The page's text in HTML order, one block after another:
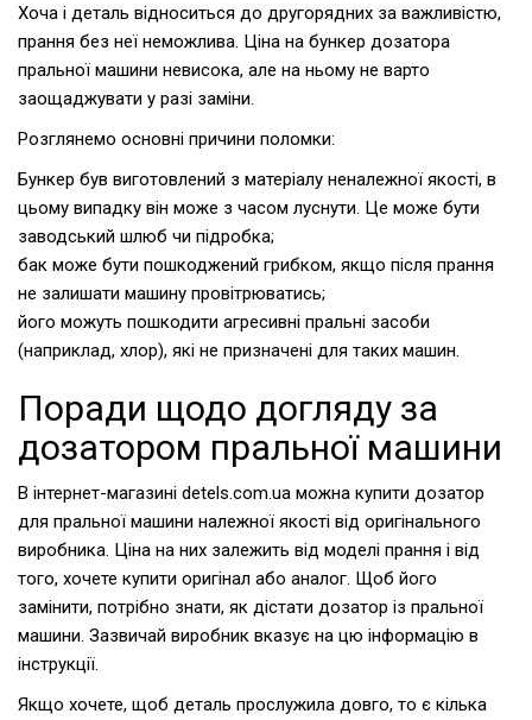
Хоча і деталь відноситься до другорядних за важливістю,
прання без неї неможлива. Ціна на бункер дозатора
пральної машини невисока, але на ньому не варто
заощаджувати у разі заміни.
Розглянемо основні причини поломки:
Бункер був виготовлений з матеріалу неналежної якості, в
цьому випадку він може з часом луснути. Це може бути
заводський шлюб чи підробка;
бак може бути пошкоджений грибком, якщо після прання
не залишати машину провітрюватись;
його можуть пошкодити агресивні пральні засоби
(наприклад, хлор), які не призначені для таких машин.
Поради щодо догляду за
дозатором пральної машини
В інтернет-магазині detels.com.ua можна купити дозатор
для пральної машини належної якості від оригінального
виробника. Ціна на них залежить від моделі прання і від
того, хочете купити оригінал або аналог. Щоб його
замінити, потрібно знати, як дістати дозатор із пральної
машини. Зазвичай виробник вказує на цю інформацію в
інструкції.
Якщо хочете, щоб деталь прослужила довго, то є кілька